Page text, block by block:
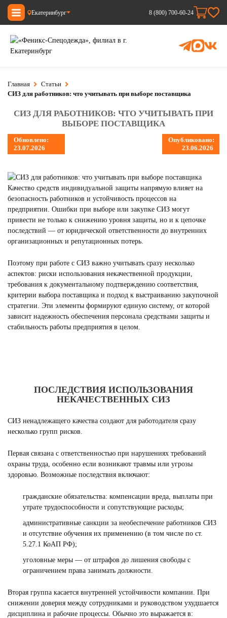
Екатеринбург 8 (800) 700-60-24
Главная
Статьи
СИЗ для работников: что учитывать при выборе поставщика
СИЗ ДЛЯ РАБОТНИКОВ: ЧТО УЧИТЫВАТЬ ПРИ
ВЫБОРЕ ПОСТАВЩИКА
Обновлено:
23.07.2026
Опубликовано:
23.06.2026
Качество средств индивидуальной защиты напрямую влияет на
безопасность работников и устойчивость процессов на
предприятии. Ошибки при выборе или закупке СИЗ могут
привести не только к снижению уровня защиты, но и к цепочке
последствий — от юридической ответственности до внутренних
организационных и репутационных потерь.
Поэтому при работе с СИЗ важно учитывать сразу несколько
аспектов: риски использования некачественной продукции,
требования к документальному подтверждению соответствия,
критерии выбора поставщика и подход к выстраиванию закупочной
стратегии. Эти элементы формируют единую систему, от которой
зависит надежность обеспечения персонала средствами защиты и
стабильность работы предприятия в целом.
ПОСЛЕДСТВИЯ ИСПОЛЬЗОВАНИЯ
НЕКАЧЕСТВЕННЫХ СИЗ
СИЗ ненадлежащего качества создают для работодателя сразу
несколько групп рисков.
Первая связана с ответственностью при нарушениях требований
охраны труда, особенно если возникают травмы или угрозы
здоровью. Возможные последствия включают:
гражданские обязательства: компенсации вреда, выплаты при
утрате трудоспособности и сопутствующие расходы;
административные санкции за необеспечение работников СИЗ
и отсутствие обучения их применению (в том числе по ст.
5.27.1 КоАП РФ);
уголовные меры — от штрафов до лишения свободы с
ограничением права занимать должности.
Вторая группа касается внутренней устойчивости компании. При
снижении доверия между сотрудниками и руководством ухудшается
дисциплина и рабочие процессы. Обычно это выражается в: